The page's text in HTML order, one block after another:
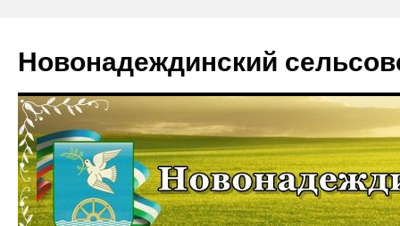
Новонадеждинский